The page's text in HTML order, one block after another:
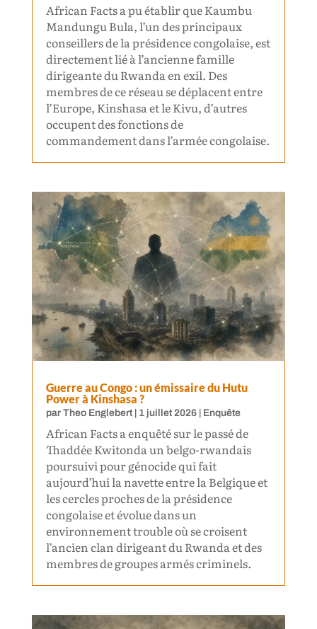
African Facts a pu établir que Kaumbu
Mandungu Bula, l’un des principaux
conseillers de la présidence congolaise, est
directement lié à l’ancienne famille
dirigeante du Rwanda en exil. Des
membres de ce réseau se déplacent entre
l’Europe, Kinshasa et le Kivu, d’autres
occupent des fonctions de
commandement dans l’armée congolaise.
Guerre au Congo : un émissaire du Hutu
Power à Kinshasa ?
par Theo Englebert| 1 juillet 2026| Enquête
African Facts a enquêté sur le passé de
Thaddée Kwitonda un belgo-rwandais
poursuivi pour génocide qui fait
aujourd’hui la navette entre la Belgique et
les cercles proches de la présidence
congolaise et évolue dans un
environnement trouble où se croisent
l’ancien clan dirigeant du Rwanda et des
membres de groupes armés criminels.